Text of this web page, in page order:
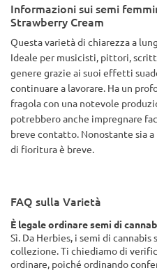
Informazioni sui semi
Strawberry Cream
Questa varietà di chiarezza a
Ideale per musicisti, pittori,
genere grazie ai suoi effetti
continuare a lavorare. Ha un
fragola con una notevole
potrebbero anche impregnare
breve contatto. Nonostante sia
di fioritura è breve.
FAQ sulla Varietà
È legale ordinare semi di
Sì. Da Herbies, i semi di
collezione. Ti chiediamo di
ordinare, poiché ordinando